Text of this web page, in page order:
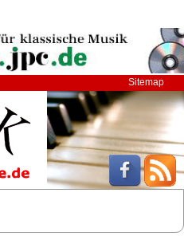
Sitemap